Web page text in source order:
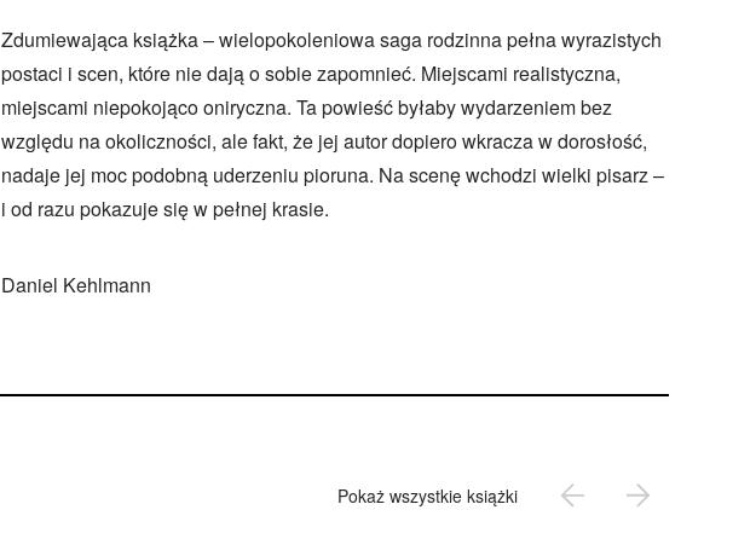
Zdumiewająca książka – wielopokoleniowa saga rodzinna pełna wyrazistych
postaci i scen, które nie dają o sobie zapomnieć. Miejscami realistyczna,
miejscami niepokojąco oniryczna. Ta powieść byłaby wydarzeniem bez
względu na okoliczności, ale fakt, że jej autor dopiero wkracza w dorosłość,
nadaje jej moc podobną uderzeniu pioruna. Na scenę wchodzi wielki pisarz –
i od razu pokazuje się w pełnej krasie.
Daniel Kehlmann
Pokaż wszystkie książki